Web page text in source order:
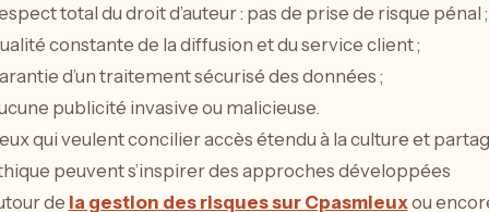
total du droit d’auteur : pas de prise de risque pénal ;
constante de la diffusion et du service client ;
d’un traitement sécurisé des données ;
publicité invasive ou malicieuse.
qui veulent concilier accès étendu à la culture et
peuvent s’inspirer des approches développées
de la gestion des risques sur Cpasmieuxou